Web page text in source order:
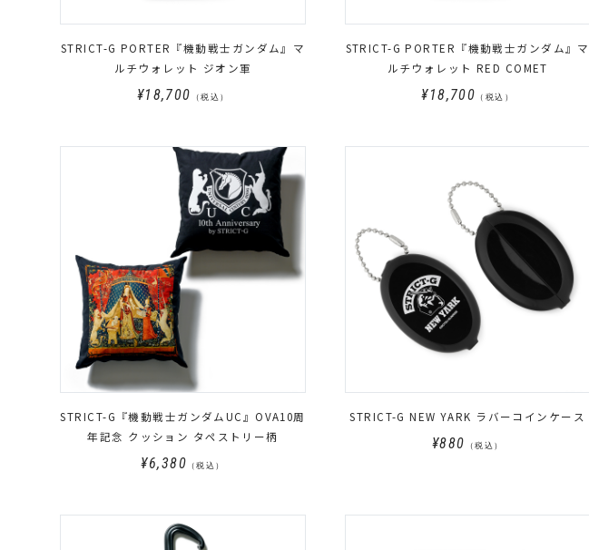
STRICT-G PORTER『機動戦士ガンダム』マ
ルチウォレット ジオン軍
¥18,700 （税込）
STRICT-G PORTER『機動戦士ガンダム』マ
ルチウォレット RED COMET
¥18,700 （税込）
STRICT-G『機動戦士ガンダムUC』OVA10周
年記念 クッション タペストリー柄
¥6,380 （税込）
STRICT-G NEW YARK ラバーコインケース
¥880 （税込）